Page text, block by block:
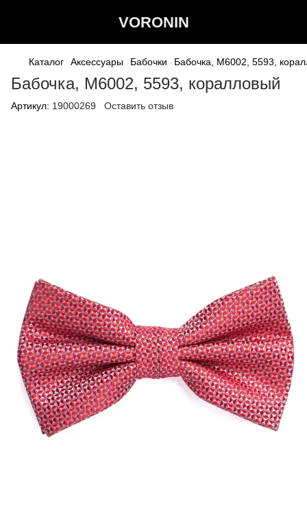
VORONIN
Каталог Аксессуары Бабочки Бабочка, М6002, 5593,
Бабочка, М6002, 5593, коралловый
Артикул: 19000269 Оставить отзыв